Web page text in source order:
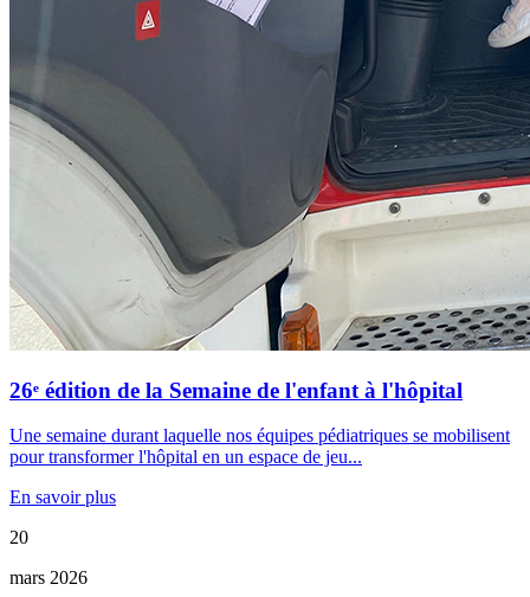
26ᵉ édition de la Semaine de l'enfant à l'hôpital
Une semaine durant laquelle nos équipes pédiatriques se mobilisent
pour transformer l'hôpital en un espace de jeu...
En savoir plus
20
mars 2026